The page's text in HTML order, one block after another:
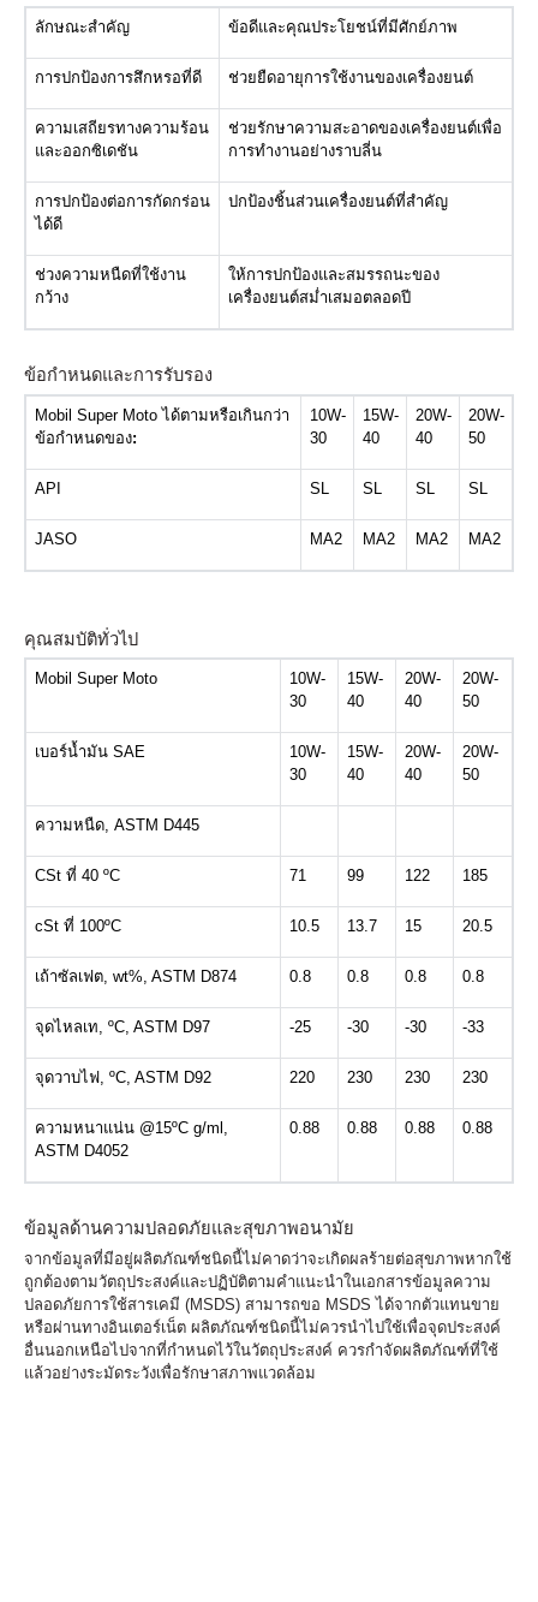
ลักษณะสำคัญ ข้อดีและคุณประโยชน์ที่มีศักย์ภาพ
การปกป้องการสึกหรอที่ดี ช่วยยืดอายุการใช้งานของเครื่องยนต์
ความเสถียรทางความร้อน
และออกซิเดชัน
ช่วยรักษาความสะอาดของเครื่องยนต์เพื่อ
การทำงานอย่างราบลี่น
การปกป้องต่อการกัดกร่อน
ได้ดี
ปกป้องชิ้นส่วนเครื่องยนต์ที่สำคัญ
ช่วงความหนืดที่ใช้งาน
กว้าง
ให้การปกป้องและสมรรถนะของ
เครื่องยนต์สม่ำเสมอตลอดปี
ข้อกำหนดและการรับรอง
Mobil Super Motoได้ตามหรือเกินกว่า
ข้อกำหนดของ:
10W-
30
15W-
40
20W-
40
20W-
50
API SL SL SL SL
JASO MA2 MA2 MA2 MA2
คุณสมบัติทั่วไป
Mobil Super Moto
10W-
30
15W-
40
20W-
40
20W-
50
เบอร์น้ำมันSAE
10W-
30
15W-
40
20W-
40
20W-
50
ความหนืด, ASTM D445
CSt ที่ 40 ºC 71 99 122 185
cSt ที่ 100ºC 10.5 13.7 15 20.5
เถ้าซัลเฟต, wt%, ASTM D874 0.8 0.8 0.8 0.8
จุดไหลเท, ºC, ASTM D97 -25 -30 -30 -33
จุดวาบไฟ, ºC, ASTM D92 220 230 230 230
ความหนาแน่น@15ºC g/ml,
ASTM D4052
0.88 0.88 0.88 0.88
ข้อมูลด้านความปลอดภัยและสุขภาพอนามัย
จากข้อมูลที่มีอยู่ผลิตภัณฑ์ชนิดนี้ไม่คาดว่าจะเกิดผลร้ายต่อสุขภาพหากใช้
ถูกต้องตามวัตถุประสงค์และปฏิบัติตามคำแนะนำในเอกสารข้อมูลความ
ปลอดภัยการใช้สารเคมี (MSDS) สามารถขอ MSDS ได้จากตัวแทนขาย
หรือผ่านทางอินเตอร์เน็ต ผลิตภัณฑ์ชนิดนี้ไม่ควรนำไปใช้เพื่อจุดประสงค์
อื่นนอกเหนือไปจากที่กำหนดไว้ในวัตถุประสงค์ ควรกำจัดผลิตภัณฑ์ที่ใช้
แล้วอย่างระมัดระวังเพื่อรักษาสภาพแวดล้อม